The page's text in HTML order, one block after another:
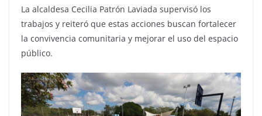
La alcaldesa Cecilia Patrón Laviada supervisó los
trabajos y reiteró que estas acciones buscan fortalecer
la convivencia comunitaria y mejorar el uso del espacio
público.